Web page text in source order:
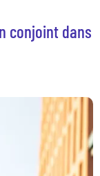
conjoint dans